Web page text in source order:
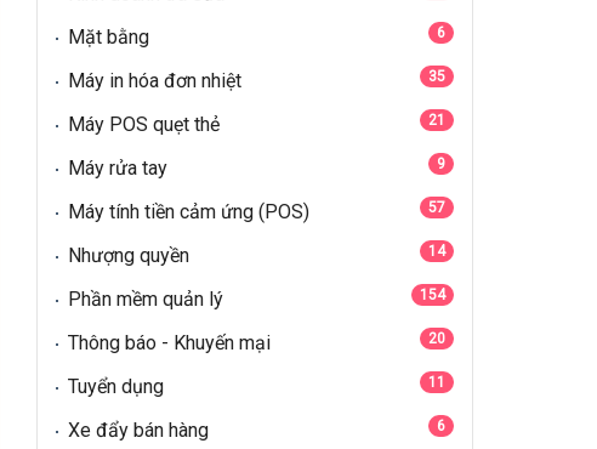
Mặt bằng 6
Máy in hóa đơn nhiệt 35
Máy POS quẹt thẻ 21
Máy rửa tay 9
Máy tính tiền cảm ứng (POS) 57
Nhượng quyền 14
Phần mềm quản lý 154
Thông báo - Khuyến mại 20
Tuyển dụng 11
Xe đẩy bán hàng 6